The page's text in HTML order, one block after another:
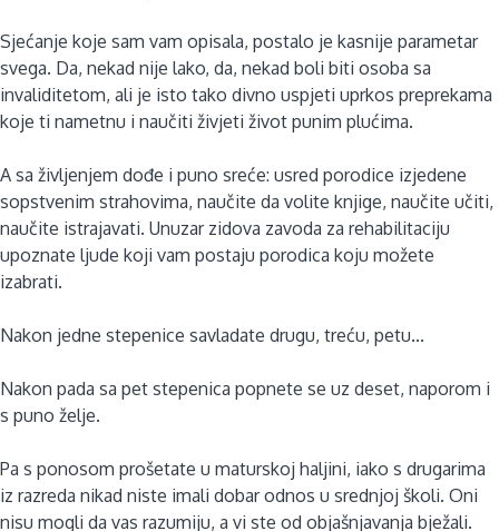
Sjećanje koje sam vam opisala, postalo je kasnije parametar
svega. Da, nekad nije lako, da, nekad boli biti osoba sa
invaliditetom, ali je isto tako divno uspjeti uprkos preprekama
koje ti nametnu i naučiti živjeti život punim plućima.
A sa življenjem dođe i puno sreće: usred porodice izjedene
sopstvenim strahovima, naučite da volite knjige, naučite učiti,
naučite istrajavati. Unuzar zidova zavoda za rehabilitaciju
upoznate ljude koji vam postaju porodica koju možete
izabrati.
Nakon jedne stepenice savladate drugu, treću, petu...
Nakon pada sa pet stepenica popnete se uz deset, naporom i
s puno želje.
Pa s ponosom prošetate u maturskoj haljini, iako s drugarima
iz razreda nikad niste imali dobar odnos u srednjoj školi. Oni
nisu mogli da vas razumiju, a vi ste od objašnjavanja bježali.